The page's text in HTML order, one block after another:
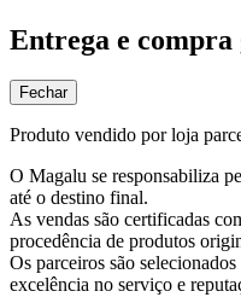
Entrega e
Fechar
Produto vendido por loja
O Magalu se responsabiliza
até o destino final.
As vendas são certificadas
procedência de produtos
Os parceiros são
excelência no serviço e